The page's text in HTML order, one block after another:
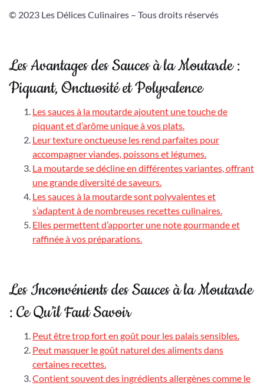
© 2023 Les Délices Culinaires – Tous droits réservés
Les Avantages des Sauces à la Moutarde :
Piquant, Onctuosité et Polyvalence
Les sauces à la moutarde ajoutent une touche de
piquant et d’arôme unique à vos plats.
Leur texture onctueuse les rend parfaites pour
accompagner viandes, poissons et légumes.
La moutarde se décline en différentes variantes, offrant
une grande diversité de saveurs.
Les sauces à la moutarde sont polyvalentes et
s’adaptent à de nombreuses recettes culinaires.
Elles permettent d’apporter une note gourmande et
raffinée à vos préparations.
Les Inconvénients des Sauces à la Moutarde
: Ce Qu’il Faut Savoir
Peut être trop fort en goût pour les palais sensibles.
Peut masquer le goût naturel des aliments dans
certaines recettes.
Contient souvent des ingrédients allergènes comme le